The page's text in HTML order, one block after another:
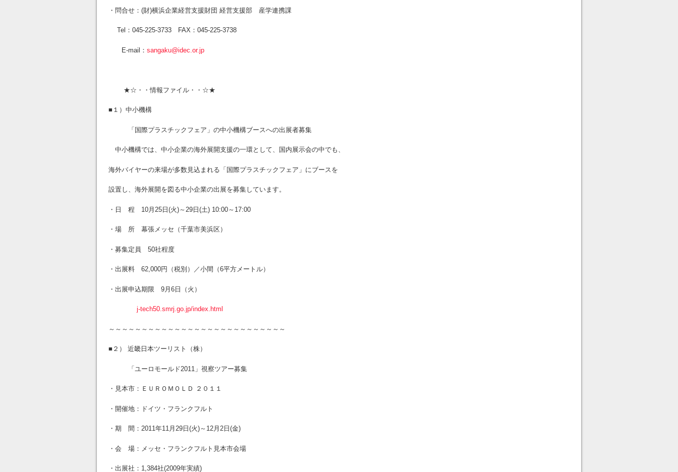
・問合せ：(財)横浜企業経営支援財団 経営支援部 産学連携課
Tel：045-225-3733 FAX：045-225-3738
E-mail： sangaku@idec.or.jp
★☆・・情報ファイル・・☆★
■１）中小機構
「国際プラスチックフェア」の中小機構ブースへの出展者募集
中小機構では、中小企業の海外展開支援の一環として、国内展示会の中でも、
海外バイヤーの来場が多数見込まれる「国際プラスチックフェア」にブースを
設置し、海外展開を図る中小企業の出展を募集しています。
・日 程 10月25日(火)～29日(土) 10:00～17:00
・場 所 幕張メッセ（千葉市美浜区）
・募集定員 50社程度
・出展料 62,000円（税別）／小間（6平方メートル）
・出展申込期限 9月6日（火）
j-tech50.smrj.go.jp/index.html
～～～～～～～～～～～～～～～～～～～～～～～～～～～
■２） 近畿日本ツーリスト（株）
「ユーロモールド2011」視察ツアー募集
・見本市：ＥＵＲＯＭＯＬＤ ２０１１
・開催地：ドイツ・フランクフルト
・期 間：2011年11月29日(火)～12月2日(金)
・会 場：メッセ・フランクフルト見本市会場
・出展社：1,384社(2009年実績)